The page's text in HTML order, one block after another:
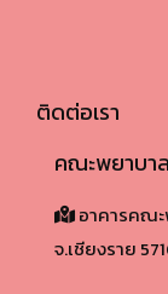
ติดต่อเรา
คณะพยาบา
อาคารคณ
จ.เชียงราย